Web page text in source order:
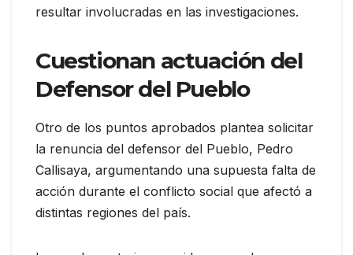
resultar involucradas en las investigaciones.
Cuestionan actuación del
Defensor del Pueblo
Otro de los puntos aprobados plantea solicitar
la renuncia del defensor del Pueblo, Pedro
Callisaya, argumentando una supuesta falta de
acción durante el conflicto social que afectó a
distintas regiones del país.